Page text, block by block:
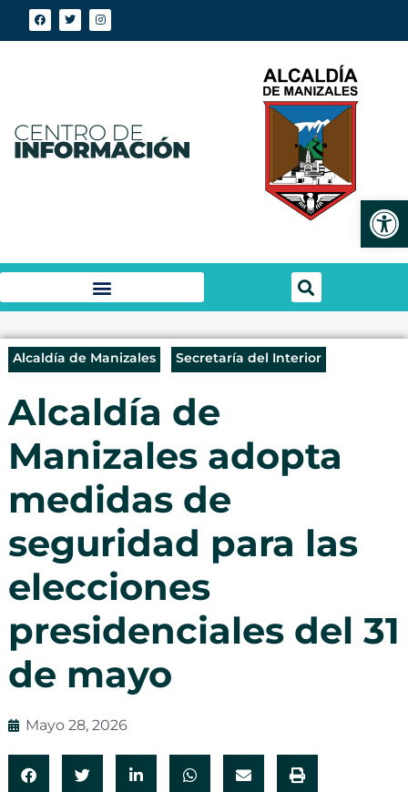
Alcaldía de Manizales Secretaría del Interior
Alcaldía de
Manizales adopta
medidas de
seguridad para las
elecciones
presidenciales del 31
de mayo
Mayo 28, 2026